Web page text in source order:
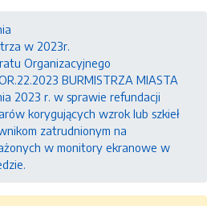
w 2023r.
Organizacyjnego
BURMISTRZA MIASTA
2023 r. w sprawie refundacji
korygujących wzrok lub szkieł
zatrudnionym na
w monitory ekranowe w